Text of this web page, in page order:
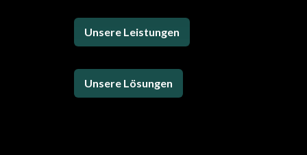
Unsere Leistungen
Unsere Lösungen